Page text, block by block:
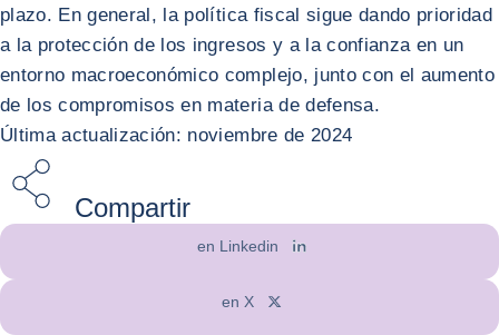
plazo. En general, la política fiscal sigue dando prioridad
a la protección de los ingresos y a la confianza en un
entorno macroeconómico complejo, junto con el aumento
de los compromisos en materia de defensa.
Última actualización: noviembre de 2024
Compartir
en Linkedin
en X